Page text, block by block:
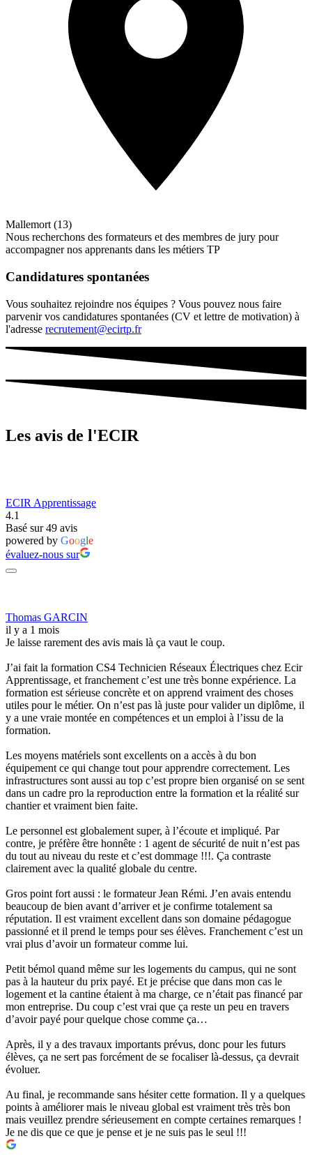
Mallemort (13)
Nous recherchons des formateurs et des membres de jury pour
accompagner nos apprenants dans les métiers TP
Candidatures spontanées
Vous souhaitez rejoindre nos équipes ? Vous pouvez nous faire
parvenir vos candidatures spontanées (CV et lettre de motivation) à
l'adresse recrutement@ecirtp.fr
Les avis de l'ECIR
ECIR Apprentissage
4.1
Basé sur 49 avis
powered by Google
évaluez-nous sur
Thomas GARCIN
il y a 1 mois
Je laisse rarement des avis mais là ça vaut le coup.
J’ai fait la formation CS4 Technicien Réseaux Électriques chez Ecir
Apprentissage, et franchement c’est une très bonne expérience. La
formation est sérieuse concrète et on apprend vraiment des choses
utiles pour le métier. On n’est pas là juste pour valider un diplôme, il
y a une vraie montée en compétences et un emploi à l’issu de la
formation.
Les moyens matériels sont excellents on a accès à du bon
équipement ce qui change tout pour apprendre correctement. Les
infrastructures sont aussi au top c’est propre bien organisé on se sent
dans un cadre pro la reproduction entre la formation et la réalité sur
chantier et vraiment bien faite.
Le personnel est globalement super, à l’écoute et impliqué. Par
contre, je préfère être honnête : 1 agent de sécurité de nuit n’est pas
du tout au niveau du reste et c’est dommage !!!. Ça contraste
clairement avec la qualité globale du centre.
Gros point fort aussi : le formateur Jean Rémi. J’en avais entendu
beaucoup de bien avant d’arriver et je confirme totalement sa
réputation. Il est vraiment excellent dans son domaine pédagogue
passionné et il prend le temps pour ses élèves. Franchement c’est un
vrai plus d’avoir un formateur comme lui.
Petit bémol quand même sur les logements du campus, qui ne sont
pas à la hauteur du prix payé. Et je précise que dans mon cas le
logement et la cantine étaient à ma charge, ce n’était pas financé par
mon entreprise. Du coup c’est vrai que ça reste un peu en travers
d’avoir payé pour quelque chose comme ça…
Après, il y a des travaux importants prévus, donc pour les futurs
élèves, ça ne sert pas forcément de se focaliser là-dessus, ça devrait
évoluer.
Au final, je recommande sans hésiter cette formation. Il y a quelques
points à améliorer mais le niveau global est vraiment très très bon
mais veuillez prendre sérieusement en compte certaines remarques !
Je ne dis que ce que je pense et je ne suis pas le seul !!!